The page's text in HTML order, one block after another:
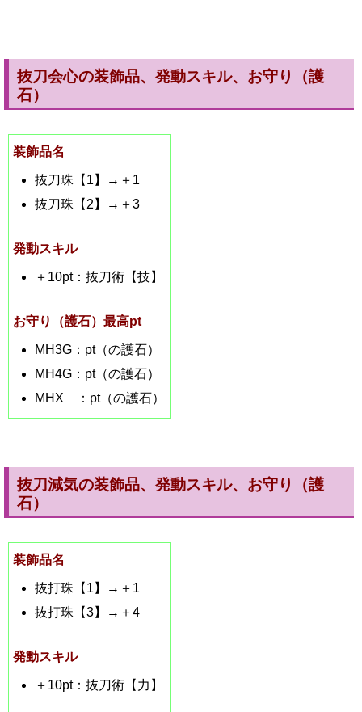
抜刀会心の装飾品、発動スキル、お守り（護
石）
装飾品名
抜刀珠【1】→＋1
抜刀珠【2】→＋3
発動スキル
＋10pt：抜刀術【技】
お守り（護石）最高pt
MH3G：pt（の護石）
MH4G：pt（の護石）
MHX ：pt（の護石）
抜刀減気の装飾品、発動スキル、お守り（護
石）
装飾品名
抜打珠【1】→＋1
抜打珠【3】→＋4
発動スキル
＋10pt：抜刀術【力】